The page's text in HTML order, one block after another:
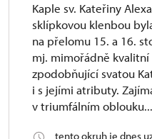
Kaple sv. Kateřiny
sklípkovou klenbou
na přelomu 15. a 16.
mj. mimořádně
zpodobňující svatou
i s jejími atributy.
v triumfálním oblouku...
tento okruh je dnes